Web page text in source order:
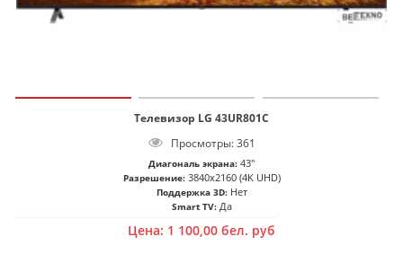
Телевизор LG 43UR801C
Просмотры: 361
Диагональ экрана: 43"
Разрешение: 3840x2160 (4K UHD)
Поддержка 3D: Нет
Smart TV: Да
Цена: 1 100,00 бел. руб